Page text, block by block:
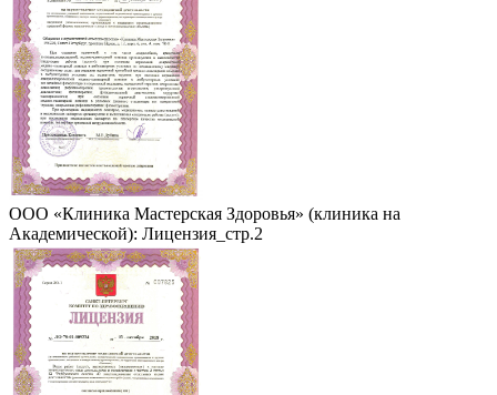
ООО «Клиника Мастерская Здоровья» (клиника на
Академической): Лицензия_стр.2